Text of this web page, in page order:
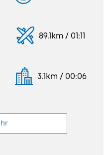
89.1km / 01:11
3.1km / 00:06